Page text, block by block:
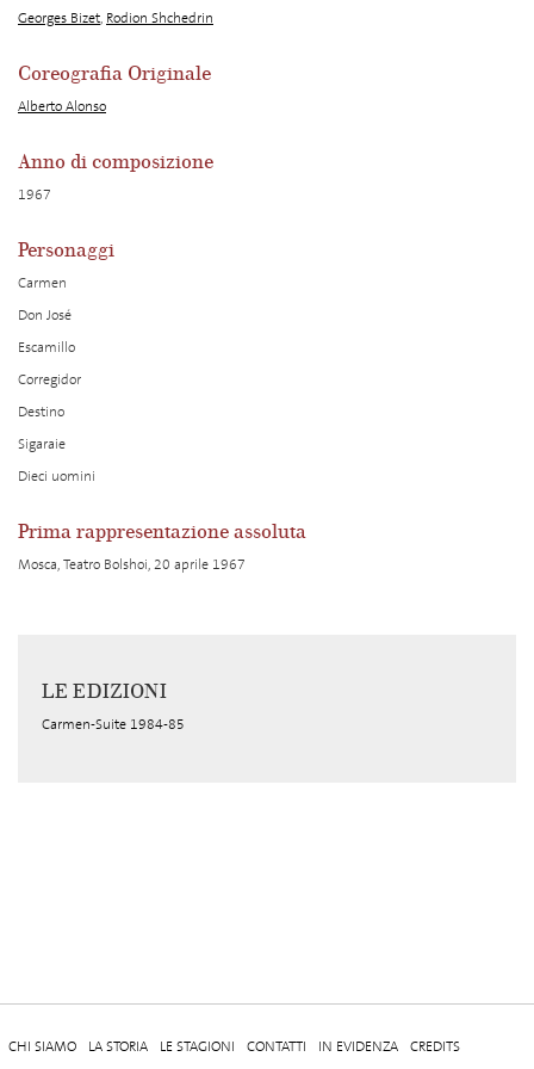
Georges Bizet, Rodion Shchedrin
Coreografia Originale
Alberto Alonso
Anno di composizione
1967
Personaggi
Carmen
Don José
Escamillo
Corregidor
Destino
Sigaraie
Dieci uomini
Prima rappresentazione assoluta
Mosca, Teatro Bolshoi, 20 aprile 1967
LE EDIZIONI
Carmen-Suite 1984-85
CHI SIAMO LA STORIA LE STAGIONI CONTATTI IN EVIDENZA CREDITS